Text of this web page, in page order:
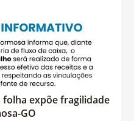
expõe fragilidade
GO